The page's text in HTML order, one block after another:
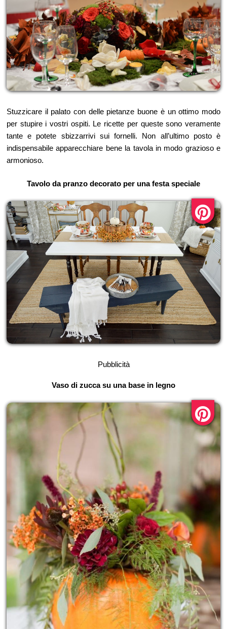
Stuzzicare il palato con delle pietanze buone è un ottimo modo
per stupire i vostri ospiti. Le ricette per queste sono veramente
tante e potete sbizzarrivi sui fornelli. Non all’ultimo posto è
indispensabile apparecchiare bene la tavola in modo grazioso e
armonioso.
Tavolo da pranzo decorato per una festa speciale
Pubblicità
Vaso di zucca su una base in legno